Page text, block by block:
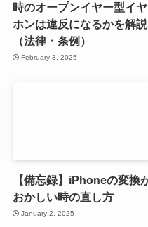
時のオープンイヤー型イヤ
ホンは違反になるかを解説
（法律・条例）
February 3, 2025
【備忘録】iPhoneの変換
おかしい時の直し方
January 2, 2025